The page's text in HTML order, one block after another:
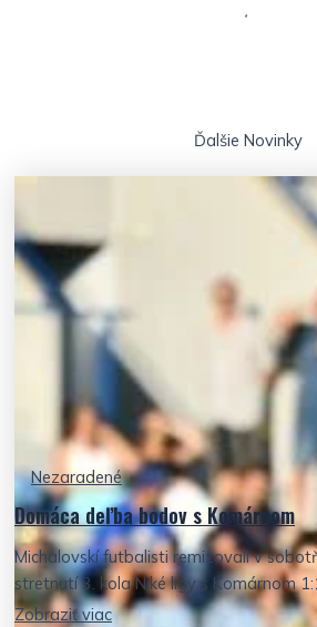
Ďalšie Novinky
Nezaradené
Domáca deľba bodov s Komárnom
Michalovskí futbalisti remizovali v
stretnutí 3. kola Niké ligy s Komárnom
Zobraziť viac